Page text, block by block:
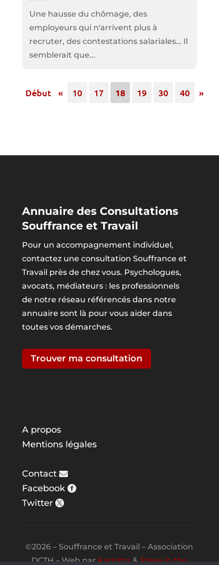
Une hausse du chômage, des
employeurs qui n'arrivent plus à
recruter, des contestations salariales… Il
semblerait que...
Début « 10 17 18 19 30 40 »
Annuaire des Consultations
Souffrance et Travail
Pour un accompagnement individuel,
contactez une consultation Souffrance et
Travail près de chez vous. Psychologues,
avocats, médiateurs : les professionnels
de notre réseau référencés dans notre
annuaire sont là pour vous aider dans
toutes vos démarches.
Trouver ma consultation
A propos
Mentions légales
Contact
Facebook
Twitter
©2026 – Souffrance et Travail – Association
DCTH – Web parKarlotta&Steve in the